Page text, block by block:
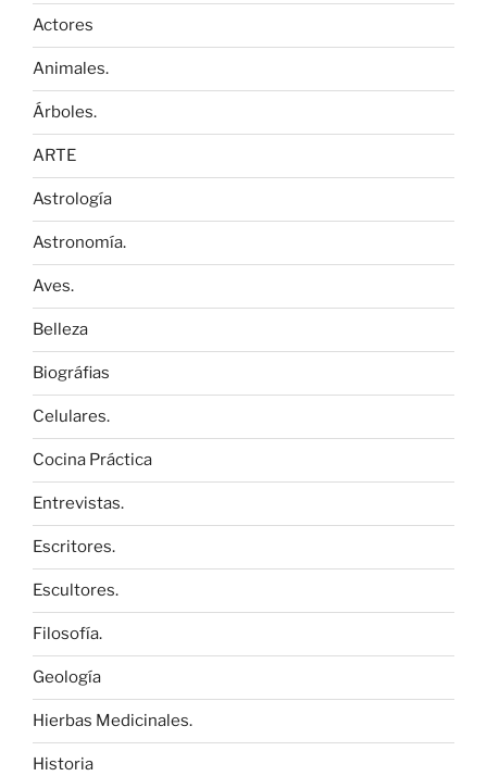
Actores
Animales.
Árboles.
ARTE
Astrología
Astronomía.
Aves.
Belleza
Biográfias
Celulares.
Cocina Práctica
Entrevistas.
Escritores.
Escultores.
Filosofía.
Geología
Hierbas Medicinales.
Historia